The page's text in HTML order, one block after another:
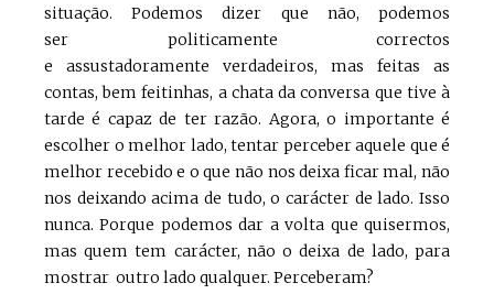
situação. Podemos dizer que não, podemos
ser politicamente correctos
e assustadoramente verdadeiros, mas feitas as
contas, bem feitinhas, a chata da conversa que tive à
tarde é capaz de ter razão. Agora, o importante é
escolher o melhor lado, tentar perceber aquele que é
melhor recebido e o que não nos deixa ficar mal, não
nos deixando acima de tudo, o carácter de lado. Isso
nunca. Porque podemos dar a volta que quisermos,
mas quem tem carácter, não o deixa de lado, para
mostrar outro lado qualquer. Perceberam?